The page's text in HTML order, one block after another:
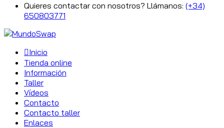
Quieres contactar con nosotros? Llámanos: (+34)
650803771
Inicio
Tienda online
Información
Taller
Vídeos
Contacto
Contacto taller
Enlaces